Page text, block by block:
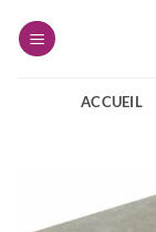
ACCUEIL